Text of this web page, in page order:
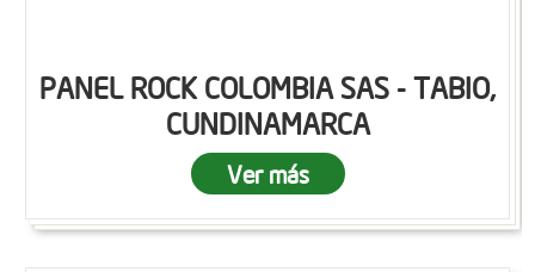
PANEL ROCK COLOMBIA SAS - TABIO,
CUNDINAMARCA
Ver más